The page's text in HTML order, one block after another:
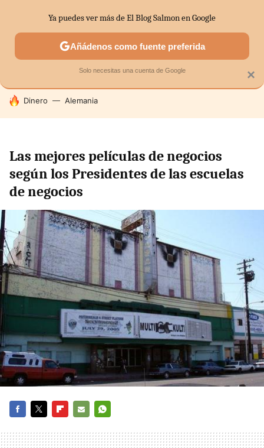
SECTORES ECONOMÍA DOMÉSTICA MERCADOS
HOY SE HABLA DE
Dinero Alemania
Las mejores películas de negocios
según los Presidentes de las escuelas
de negocios
MAIL
×
Ya puedes ver más de El Blog Salmon en Google
Añádenos como fuente preferida
Solo necesitas una cuenta de Google